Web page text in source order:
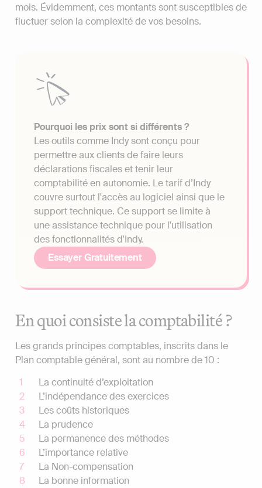
mois. Évidemment, ces montants sont susceptibles de
fluctuer selon la complexité de vos besoins.
Pourquoi les prix sont si différents ?
Les outils comme Indy sont conçu pour
permettre aux clients de faire leurs
déclarations fiscales et tenir leur
comptabilité en autonomie. Le tarif d’Indy
couvre surtout l'accès au logiciel ainsi que le
support technique. Ce support se limite à
une assistance technique pour l'utilisation
des fonctionnalités d'Indy.
Essayer Gratuitement
En quoi consiste la comptabilité ?
Les grands principes comptables, inscrits dans le
Plan comptable général, sont au nombre de 10 :
La continuité d’exploitation
L’indépendance des exercices
Les coûts historiques
La prudence
La permanence des méthodes
L’importance relative
La Non-compensation
La bonne information